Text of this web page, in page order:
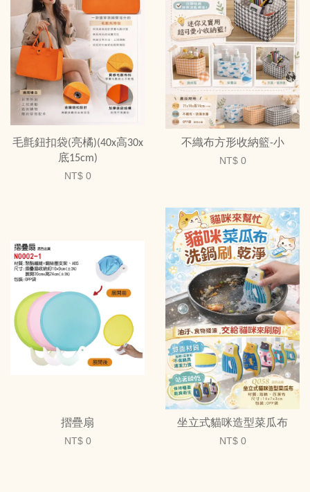
毛氈鈕扣袋(亮橘)(40x高30x
底15cm)
NT$ 0
不織布方形收納籃-小
NT$ 0
摺疊扇
NT$ 0
坐立式貓咪造型菜瓜布
NT$ 0